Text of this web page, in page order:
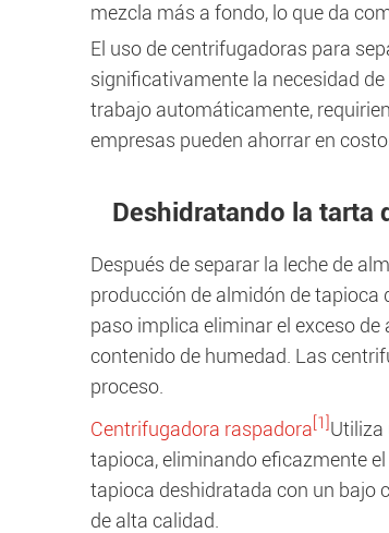
mezcla más a fondo, lo que da
El uso de centrifugadoras para
significativamente la necesidad
trabajo automáticamente,
empresas pueden ahorrar en
Deshidratando la tarta
Después de separar la leche de
producción de almidón de tapioca
paso implica eliminar el exceso
contenido de humedad. Las
proceso.
Centrifugadora raspadora[1] Utiliza
tapioca, eliminando eficazmente
tapioca deshidratada con un bajo
de alta calidad.